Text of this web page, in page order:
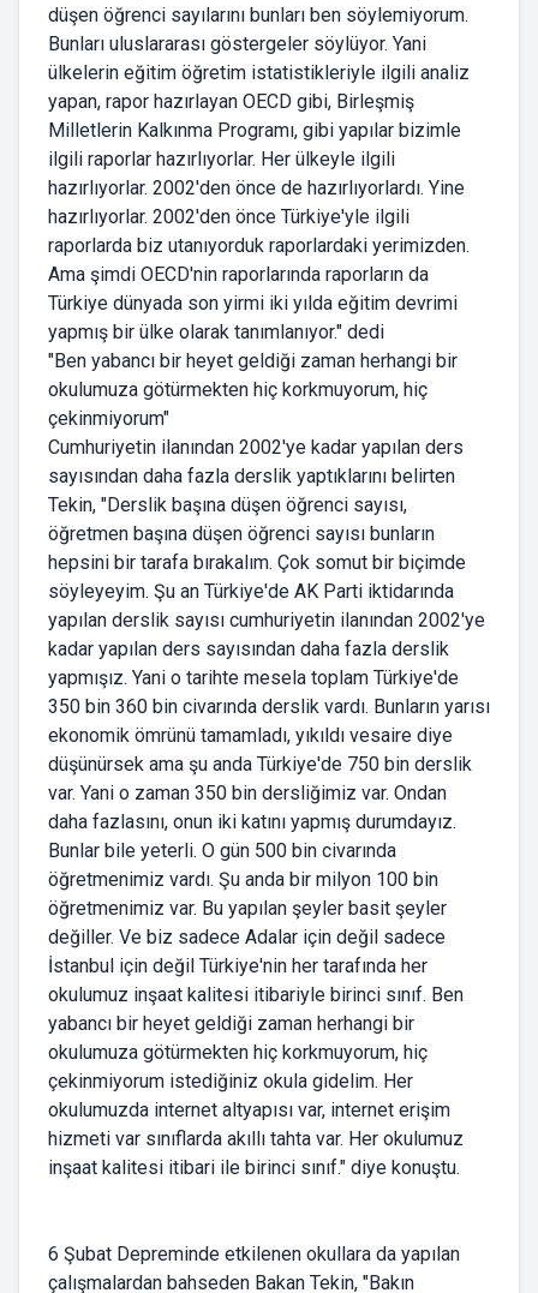
düşen öğrenci sayılarını bunları ben söylemiyorum.
Bunları uluslararası göstergeler söylüyor. Yani
ülkelerin eğitim öğretim istatistikleriyle ilgili analiz
yapan, rapor hazırlayan OECD gibi, Birleşmiş
Milletlerin Kalkınma Programı, gibi yapılar bizimle
ilgili raporlar hazırlıyorlar. Her ülkeyle ilgili
hazırlıyorlar. 2002'den önce de hazırlıyorlardı. Yine
hazırlıyorlar. 2002'den önce Türkiye'yle ilgili
raporlarda biz utanıyorduk raporlardaki yerimizden.
Ama şimdi OECD'nin raporlarında raporların da
Türkiye dünyada son yirmi iki yılda eğitim devrimi
yapmış bir ülke olarak tanımlanıyor." dedi
"Ben yabancı bir heyet geldiği zaman herhangi bir
okulumuza götürmekten hiç korkmuyorum, hiç
çekinmiyorum"
Cumhuriyetin ilanından 2002'ye kadar yapılan ders
sayısından daha fazla derslik yaptıklarını belirten
Tekin, "Derslik başına düşen öğrenci sayısı,
öğretmen başına düşen öğrenci sayısı bunların
hepsini bir tarafa bırakalım. Çok somut bir biçimde
söyleyeyim. Şu an Türkiye'de AK Parti iktidarında
yapılan derslik sayısı cumhuriyetin ilanından 2002'ye
kadar yapılan ders sayısından daha fazla derslik
yapmışız. Yani o tarihte mesela toplam Türkiye'de
350 bin 360 bin civarında derslik vardı. Bunların yarısı
ekonomik ömrünü tamamladı, yıkıldı vesaire diye
düşünürsek ama şu anda Türkiye'de 750 bin derslik
var. Yani o zaman 350 bin dersliğimiz var. Ondan
daha fazlasını, onun iki katını yapmış durumdayız.
Bunlar bile yeterli. O gün 500 bin civarında
öğretmenimiz vardı. Şu anda bir milyon 100 bin
öğretmenimiz var. Bu yapılan şeyler basit şeyler
değiller. Ve biz sadece Adalar için değil sadece
İstanbul için değil Türkiye'nin her tarafında her
okulumuz inşaat kalitesi itibariyle birinci sınıf. Ben
yabancı bir heyet geldiği zaman herhangi bir
okulumuza götürmekten hiç korkmuyorum, hiç
çekinmiyorum istediğiniz okula gidelim. Her
okulumuzda internet altyapısı var, internet erişim
hizmeti var sınıflarda akıllı tahta var. Her okulumuz
inşaat kalitesi itibari ile birinci sınıf." diye konuştu.
6 Şubat Depreminde etkilenen okullara da yapılan
çalışmalardan bahseden Bakan Tekin, "Bakın